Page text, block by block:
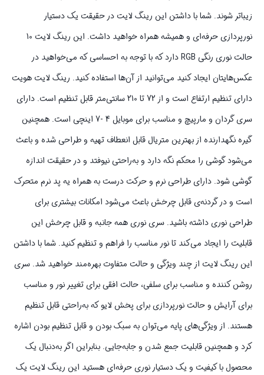
زیباتر شوند. شما با داشتن این رینگ لایت در حقیقت یک دستیار
نورپردازی حرفه‌ای و همیشه همراه خواهید داشت. این رینگ لایت 10
حالت نوری رنگی RGB دارد که با توجه به احساسی که می‌خواهید در
عکس‌هایتان ایجاد کنید می‌توانید از آن‌ها استفاده کنید. رینگ لایت هویت
دارای تنظیم ارتفاع است و از 72 تا 210 سانتی‌متر قابل تنظیم است. دارای
سری گردان و مارپیچ و مناسب برای موبایل 4 -7 اینچی است. همچنین
گیره نگهدارنده از بهترین متریال قابل انعطاف تهیه و طراحی شده و باعث
می‌شود گوشی را محکم نگه دارد و به‌راحتی نیوفتد و در حقیقت اندازه
گوشی شود. دارای طراحی نرم و حرکت درست به همراه یه پد نرم متحرک
است و در گردنه‌ی قابل چرخش باعث می‌شود امکانات بیشتری برای
طراحی نوری داشته باشید. سری نوری همه جانبه و قابل چرخش این
قابلیت را ایجاد می‌کند تا نور مناسب را فراهم و تنظیم کنید. شما با داشتن
این رینگ لایت از چند ویژگی و حالت متفاوت بهره‌مند خواهید شد. سری
روشن کننده و مناسب برای سلفی، حالت افقی برای تغییر نور و مناسب
برای آرایش و حالت نورپردازی برای پخش لایو که به‌راحتی قابل تنظیم
هستند. از ویژگی‌های پایه می‌توان به سبک بودن و قابل تنظیم بودن اشاره
کرد و همچنین قابلیت جمع شدن و جابه‌جایی. بنابراین اگر به‌دنبال یک
محصول با کیفیت و یک دستیار نوری حرفه‌ای هستید این رینگ لایت یک